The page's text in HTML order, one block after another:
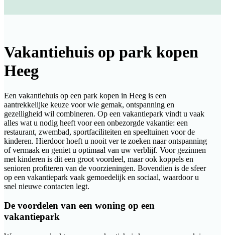
Vakantiehuis op park kopen
Heeg
Een vakantiehuis op een park kopen in Heeg is een
aantrekkelijke keuze voor wie gemak, ontspanning en
gezelligheid wil combineren. Op een vakantiepark vindt u vaak
alles wat u nodig heeft voor een onbezorgde vakantie: een
restaurant, zwembad, sportfaciliteiten en speeltuinen voor de
kinderen. Hierdoor hoeft u nooit ver te zoeken naar ontspanning
of vermaak en geniet u optimaal van uw verblijf. Voor gezinnen
met kinderen is dit een groot voordeel, maar ook koppels en
senioren profiteren van de voorzieningen. Bovendien is de sfeer
op een vakantiepark vaak gemoedelijk en sociaal, waardoor u
snel nieuwe contacten legt.
De voordelen van een woning op een
vakantiepark